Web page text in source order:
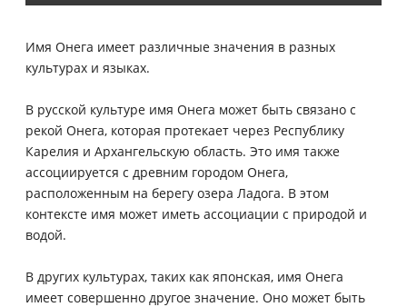
Имя Онега имеет различные значения в разных
культурах и языках.
В русской культуре имя Онега может быть связано с
рекой Онега, которая протекает через Республику
Карелия и Архангельскую область. Это имя также
ассоциируется с древним городом Онега,
расположенным на берегу озера Ладога. В этом
контексте имя может иметь ассоциации с природой и
водой.
В других культурах, таких как японская, имя Онега
имеет совершенно другое значение. Оно может быть